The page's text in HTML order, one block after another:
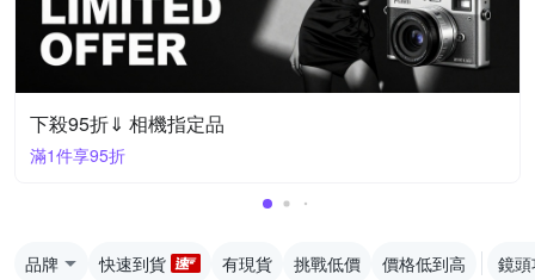
下殺95折⇓ 相機指定品
滿1件享95折
品牌 快速到貨 有現貨 挑戰低價 價格低到高 鏡